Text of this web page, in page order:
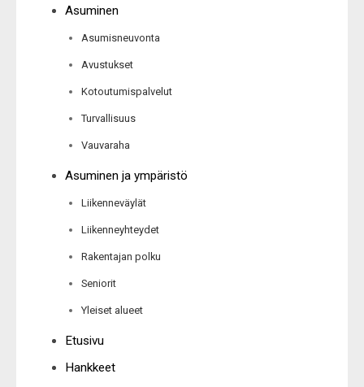
Asuminen
Asumisneuvonta
Avustukset
Kotoutumispalvelut
Turvallisuus
Vauvaraha
Asuminen ja ympäristö
Liikenneväylät
Liikenneyhteydet
Rakentajan polku
Seniorit
Yleiset alueet
Etusivu
Hankkeet